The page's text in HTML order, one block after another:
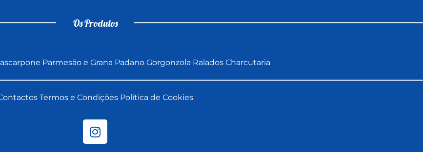
Os Produtos
Parmesão e Grana Padano Gorgonzola Ralados Charcutaria
Termos e Condições Política de Cookies